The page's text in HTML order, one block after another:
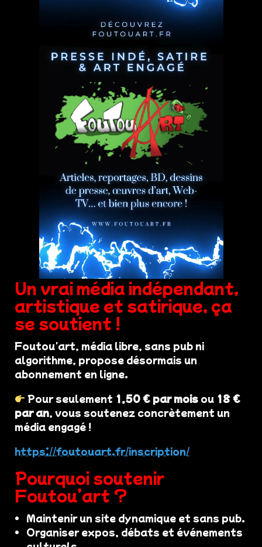
Un vrai média indépendant,
artistique et satirique, ça
se soutient !
Foutou'art, média libre, sans pub ni
algorithme, propose désormais un
abonnement en ligne.
Pour seulement 1,50 € par mois ou 18 €
par an, vous soutenez concrètement un
média engagé !
https://foutouart.fr/inscription/
Pourquoi soutenir
Foutou’art ?
Maintenir un site dynamique et sans pub.
Organiser expos, débats et événements